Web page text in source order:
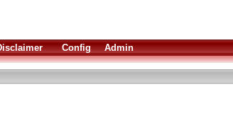
Config Admin